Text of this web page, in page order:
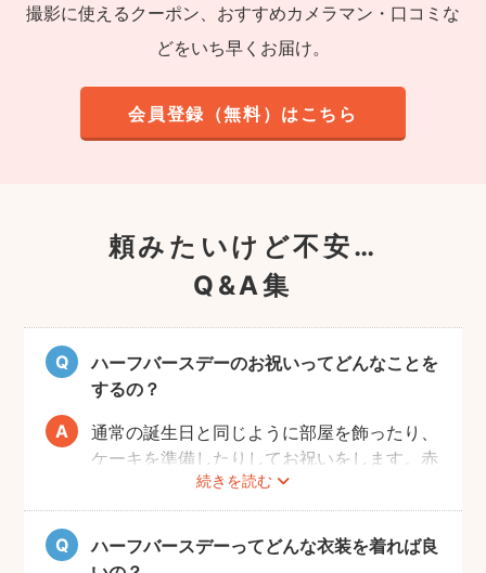
撮影に使えるクーポン、おすすめカメラマン・口コミな
どをいち早くお届け。
会員登録（無料）はこちら
頼みたいけど不安…
Q&A集
ハーフバースデーのお祝いってどんなことを
するの？
続きを読む
通常の誕生日と同じように部屋を飾ったり、
ケーキを準備したりしてお祝いをします。赤
ちゃんはケーキが食べられないため、最近で
はケーキに見立てた離乳食なども人気です。
また、ご自宅で撮影の場合、お部屋の一角を
写真映えするように飾りつけるとよりおしゃ
ハーフバースデーってどんな衣装を着れば良